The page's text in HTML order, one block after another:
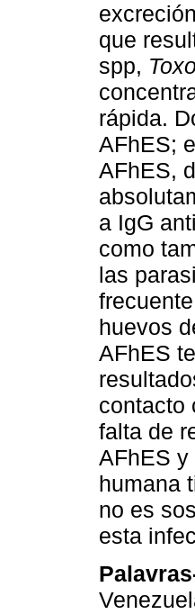
que
spp,
rápida.
AFhES;
AFhES,
a IgG anti
como
las
huevos
AFhES
contacto
falta de
AFhES
humana
no es
esta